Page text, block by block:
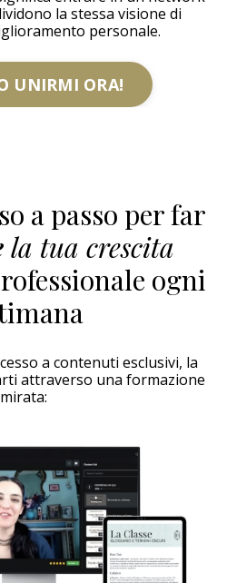
la stessa visione di
personale.
UNIRMI ORA!
a passo per far
la tua crescita
ogni
a contenuti esclusivi, la
attraverso una formazione
mirata: